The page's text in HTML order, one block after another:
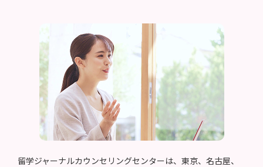
留学ジャーナルカウンセリングセンターは、東京、名古屋、